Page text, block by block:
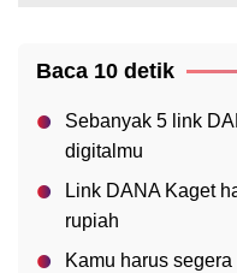
Baca 10 detik
Sebanyak 5 link
digitalmu
Link DANA Kaget
rupiah
Kamu harus